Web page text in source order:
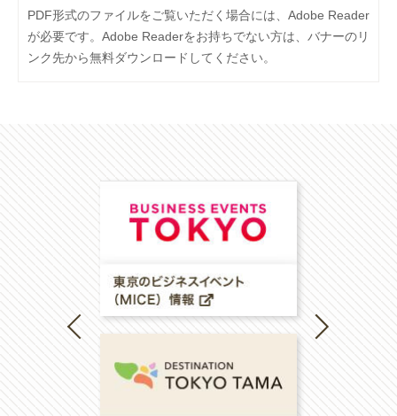
PDF形式のファイルをご覧いただく場合には、Adobe Reader
が必要です。Adobe Readerをお持ちでない方は、バナーのリ
ンク先から無料ダウンロードしてください。